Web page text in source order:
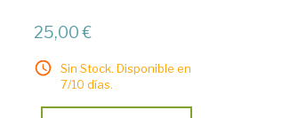
25,00 €
Sin Stock. Disponible en
7/10 días.